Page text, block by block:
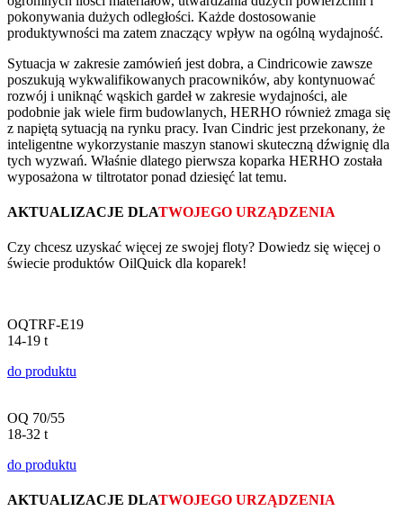
pokonywania dużych odległości. Każde dostosowanie
produktywności ma zatem znaczący wpływ na ogólną wydajność.
Sytuacja w zakresie zamówień jest dobra, a Cindricowie zawsze
poszukują wykwalifikowanych pracowników, aby kontynuować
rozwój i uniknąć wąskich gardeł w zakresie wydajności, ale
podobnie jak wiele firm budowlanych, HERHO również zmaga się
z napiętą sytuacją na rynku pracy. Ivan Cindric jest przekonany, że
inteligentne wykorzystanie maszyn stanowi skuteczną dźwignię dla
tych wyzwań. Właśnie dlatego pierwsza koparka HERHO została
wyposażona w tiltrotator ponad dziesięć lat temu.
AKTUALIZACJE DLATWOJEGO URZĄDZENIA
Czy chcesz uzyskać więcej ze swojej floty? Dowiedz się więcej o
świecie produktów OilQuick dla koparek!
OQTRF-E19
14-19 t
do produktu
OQ 70/55
18-32 t
do produktu
AKTUALIZACJE DLATWOJEGO URZĄDZENIA